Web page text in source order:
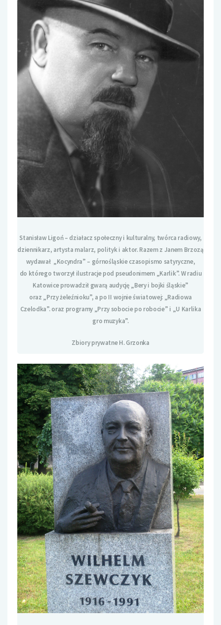
Stanisław Ligoń – działacz społeczny i kulturalny, twórca radiowy,
dziennikarz, artysta malarz, polityk i aktor. Razem z Janem Brzozą
wydawał „Kocyndra” – górnośląskie czasopismo satyryczne,
do którego tworzył ilustracje pod pseudonimem „Karlik”. W radiu
Katowice prowadził gwarą audycję „Bery i bojki śląskie”
oraz „Przy żeleźnioku”, a po II wojnie światowej: „Radiowa
Czelodka”. oraz programy „Przy sobocie po robocie” i „U Karlika
gro muzyka”.
Zbiory prywatne H. Grzonka